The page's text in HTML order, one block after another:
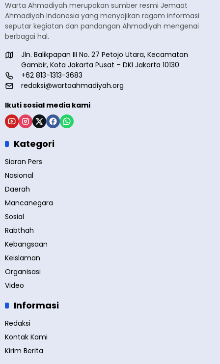
Warta Ahmadiyah merupakan sumber resmi Jemaat
Ahmadiyah Indonesia yang menyajikan ragam informasi
seputar kegiatan dan pandangan Ahmadiyah mengenai
berbagai hal.
Jln. Balikpapan III No. 27 Petojo Utara, Kecamatan
Gambir, Kota Jakarta Pusat – DKI Jakarta 10130
+62 813-1313-3683
redaksi@wartaahmadiyah.org
Ikuti sosial media kami
Kategori
Siaran Pers
Nasional
Daerah
Mancanegara
Sosial
Rabthah
Kebangsaan
Keislaman
Organisasi
Video
Informasi
Redaksi
Kontak Kami
Kirim Berita